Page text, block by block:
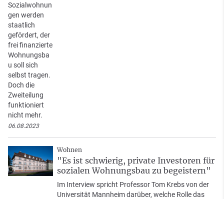
Sozialwohnun
gen werden
staatlich
gefördert, der
frei finanzierte
Wohnungsba
u soll sich
selbst tragen.
Doch die
Zweiteilung
funktioniert
nicht mehr.
06.08.2023
Wohnen
"Es ist schwierig, private Investoren für
sozialen Wohnungsbau zu begeistern"
Im Interview spricht Professor Tom Krebs von der
Universität Mannheim darüber, welche Rolle das